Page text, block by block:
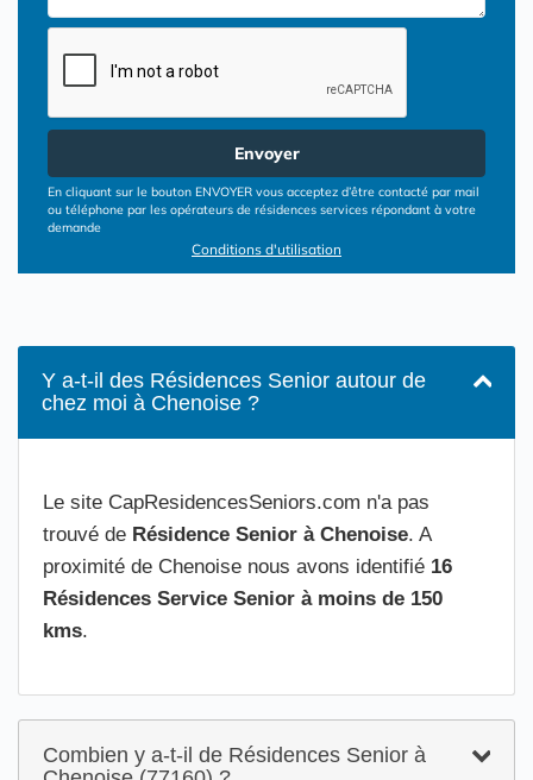
Envoyer
En cliquant sur le bouton ENVOYER vous acceptez d’être contacté par mail
ou téléphone par les opérateurs de résidences services répondant à votre
demande
Conditions d'utilisation
Y a-t-il des Résidences Senior autour de
chez moi à Chenoise ?
Le site CapResidencesSeniors.com n'a pas
trouvé de Résidence Senior à Chenoise. A
proximité de Chenoise nous avons identifié 16
Résidences Service Senior à moins de 150
kms.
Combien y a-t-il de Résidences Senior à